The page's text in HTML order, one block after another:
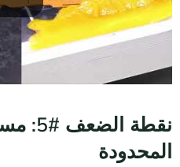
نقطة
المحدودة